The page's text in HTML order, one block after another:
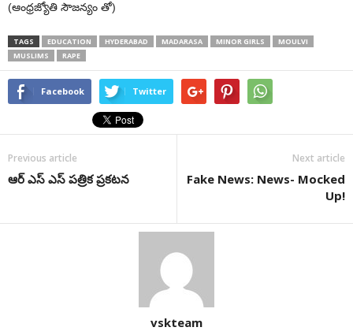
(ఆంధ్రజ్యోతి సౌజన్యం తో)
TAGS EDUCATION HYDERABAD MADARASA MINOR GIRLS
MOULVI
MUSLIMS
RAPE
Facebook Twitter
Previous article
ఆర్ ఎస్ ఎస్ పత్రిక ప్రకటన
Next article
Fake News: News- Mocked
Up!
vskteam